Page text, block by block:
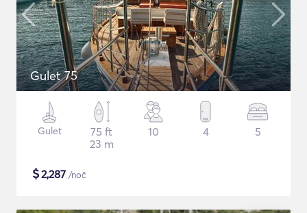
Gulet 75
Gulet
75 ft
23 m
10 4 5
$2,287 /noč